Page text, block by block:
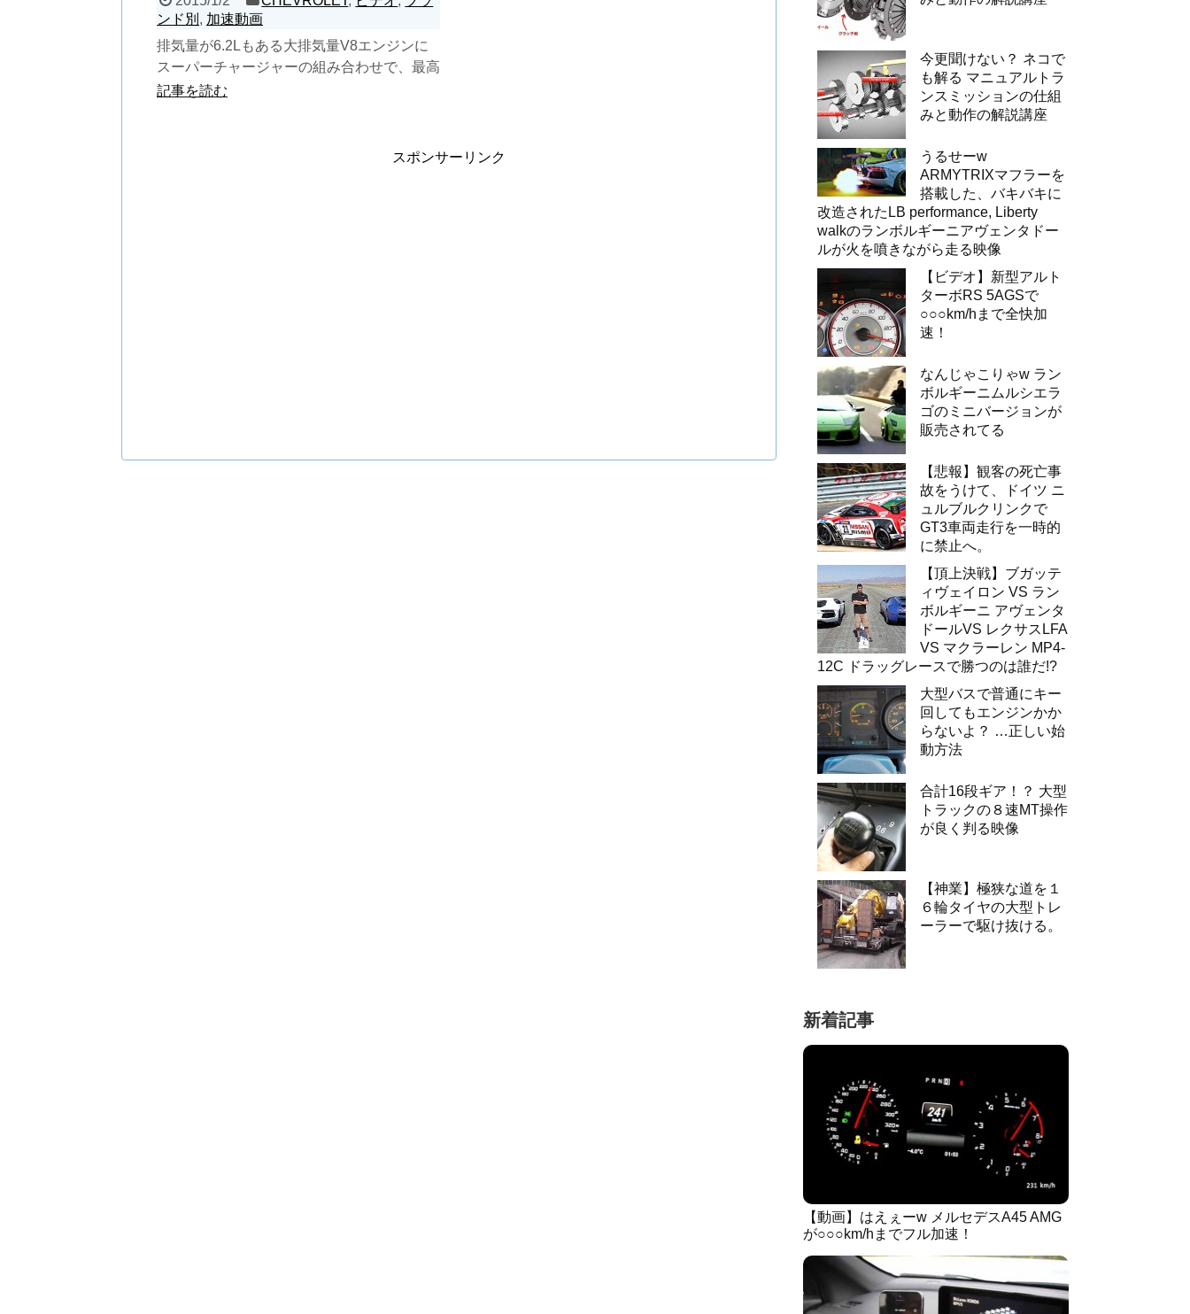
ンド別 , 加速動画
排気量が6.2Lもある大排気量V8エンジンに
スーパーチャージャーの組み合わせで、最高
出力は凡そ650馬力。これを見せつけられた
記事を読む
スポンサーリンク
今更聞けない？ ネコで
も解る マニュアルトラ
ンスミッションの仕組
みと動作の解説講座
うるせーw
ARMYTRIXマフラーを
搭載した、バキバキに
改造されたLB performance, Liberty
walkのランボルギーニアヴェンタドー
ルが火を噴きながら走る映像
【ビデオ】新型アルト
ターボRS 5AGSで
○○○km/hまで全快加
速！
なんじゃこりゃw ラン
ボルギーニムルシエラ
ゴのミニバージョンが
販売されてる
【悲報】観客の死亡事
故をうけて、ドイツ ニ
ュルブルクリンクで
GT3車両走行を一時的
に禁止へ。
【頂上決戦】ブガッテ
ィヴェイロン VS ラン
ボルギーニ アヴェンタ
ドールVS レクサスLFA
VS マクラーレン MP4-
12C ドラッグレースで勝つのは誰だ!?
大型バスで普通にキー
回してもエンジンかか
らないよ？ …正しい始
動方法
合計16段ギア！？ 大型
トラックの８速MT操作
が良く判る映像
【神業】極狭な道を１
６輪タイヤの大型トレ
ーラーで駆け抜ける。
新着記事
【動画】はえぇーw メルセデスA45 AMG
が○○○km/hまでフル加速！